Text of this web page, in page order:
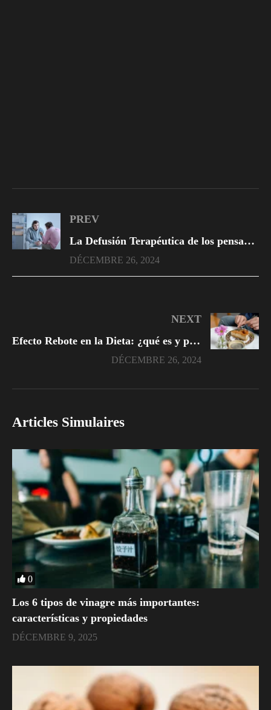
PREV
La Defusión Terapéutica de los pensamientos distorsionados: ¿qué es y cómo funciona?
DÉCEMBRE 26, 2024
NEXT
Efecto Rebote en la Dieta: ¿qué es y por qué sucede?
DÉCEMBRE 26, 2024
Articles Simulaires
0
Los 6 tipos de vinagre más importantes:
características y propiedades
DÉCEMBRE 9, 2025